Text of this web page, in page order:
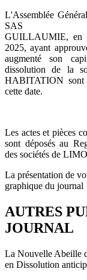
L'Assemblée
SAS
GUILLAUMIE, en
2025, ayant
augmenté son
dissolution de la
HABITATION sont
cette date.
Les actes et pièces
sont déposés au
des sociétés de
La présentation de
graphique du journal
AUTRES
JOURNAL
La Nouvelle Abeille
en Dissolution